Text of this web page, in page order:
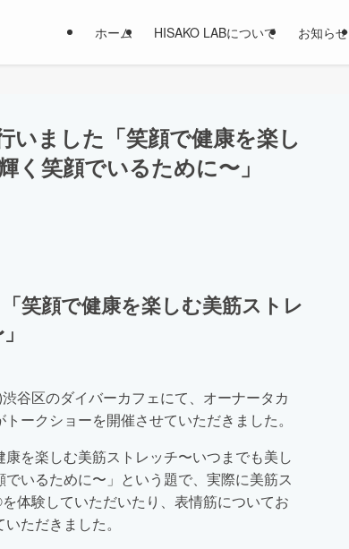
ホーム HISAKO LABについて お知らせ
いました「笑顔で健康を楽し
く笑顔でいるために〜」
笑顔で健康を楽しむ美筋ストレ
谷区のダイバーカフェにて、オーナータカ
トークショーを開催させていただきました。
康を楽しむ美筋ストレッチ〜いつまでも美し
でいるために〜」という題で、実際に美筋ス
体験していただいたり、表情筋についてお
いただきました。